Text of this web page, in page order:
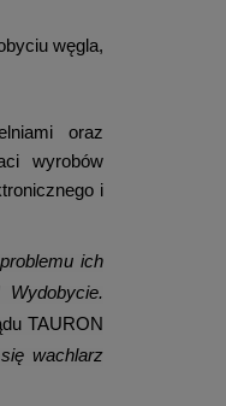
węgla,
oraz
wyrobów
i
ich
TAURON
wachlarz